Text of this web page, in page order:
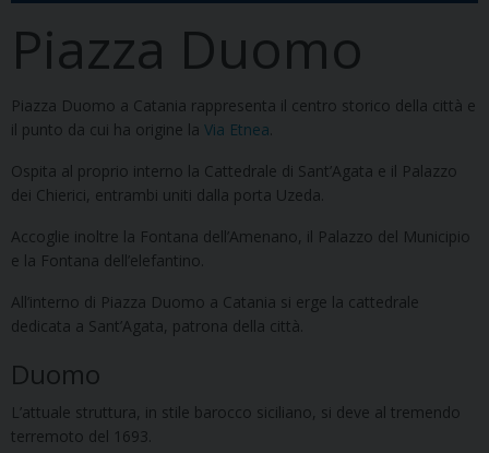
Piazza Duomo
Piazza Duomo a Catania rappresenta il centro storico della città e
il punto da cui ha origine la Via Etnea.
Ospita al proprio interno la Cattedrale di Sant’Agata e il Palazzo
dei Chierici, entrambi uniti dalla porta Uzeda.
Accoglie inoltre la Fontana dell’Amenano, il Palazzo del Municipio
e la Fontana dell’elefantino.
All’interno di Piazza Duomo a Catania si erge la cattedrale
dedicata a Sant’Agata, patrona della città.
Duomo
L’attuale struttura, in stile barocco siciliano, si deve al tremendo
terremoto del 1693.